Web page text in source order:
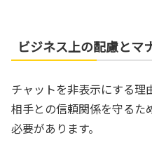
ビジネス上の配慮とマ
チャットを非表示にする理
相手との信頼関係を守るた
必要があります。